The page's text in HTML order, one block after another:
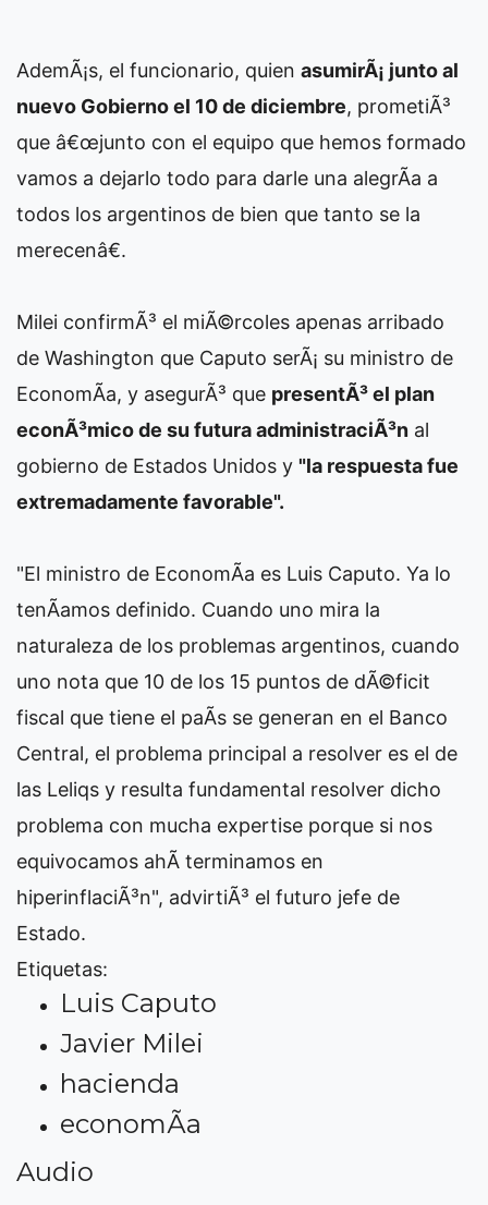
AdemÃ¡s, el funcionario, quien asumirÃ¡ junto al
nuevo Gobierno el 10 de diciembre, prometiÃ³
que â€œjunto con el equipo que hemos formado
vamos a dejarlo todo para darle una alegrÃ­a a
todos los argentinos de bien que tanto se la
merecenâ€.
Milei confirmÃ³ el miÃ©rcoles apenas arribado
de Washington que Caputo serÃ¡ su ministro de
EconomÃ­a, y asegurÃ³ que presentÃ³ el plan
econÃ³mico de su futura administraciÃ³n al
gobierno de Estados Unidos y "la respuesta fue
extremadamente favorable".
"El ministro de EconomÃ­a es Luis Caputo. Ya lo
tenÃ­amos definido. Cuando uno mira la
naturaleza de los problemas argentinos, cuando
uno nota que 10 de los 15 puntos de dÃ©ficit
fiscal que tiene el paÃ­s se generan en el Banco
Central, el problema principal a resolver es el de
las Leliqs y resulta fundamental resolver dicho
problema con mucha expertise porque si nos
equivocamos ahÃ­ terminamos en
hiperinflaciÃ³n", advirtiÃ³ el futuro jefe de
Estado.
Etiquetas:
Luis Caputo
Javier Milei
hacienda
economÃ­a
Audio